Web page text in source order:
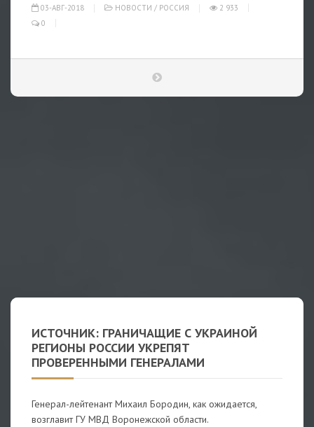
03-АВГ-2018 НОВОСТИ / РОССИЯ
2 933
0
ИСТОЧНИК: ГРАНИЧАЩИЕ С УКРАИНОЙ
РЕГИОНЫ РОССИИ УКРЕПЯТ
ПРОВЕРЕННЫМИ ГЕНЕРАЛАМИ
Генерал-лейтенант Михаил Бородин, как ожидается,
возглавит ГУ МВД Воронежской области.